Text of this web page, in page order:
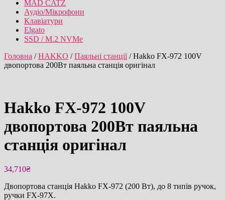
MAD CATZ
Аудіо/Мікрофони
Клавіатури
Elgato
SSD / M.2 NVMe
Головна /HAKKO /Паяльні станції/ Hakko FX-972 100V
двопортова 200Вт паяльна станція оригінал
Hakko FX-972 100V
двопортова 200Вт паяльна
станція оригінал
34,710₴
Двопортова станція Hakko FX-972 (200 Вт), до 8 типів ручок,
ручки FX-97X.